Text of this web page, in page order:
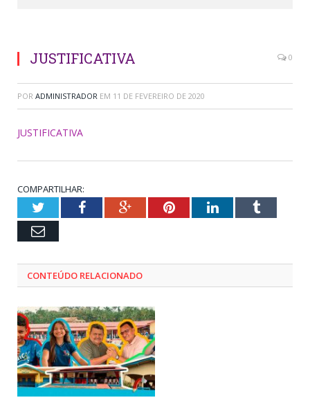
JUSTIFICATIVA 0
POR ADMINISTRADOR EM 11 DE FEVEREIRO DE 2020
JUSTIFICATIVA
COMPARTILHAR:
TwitterFacebookGoogle+PinterestLinkedInTumblr
Email
CONTEÚDO RELACIONADO